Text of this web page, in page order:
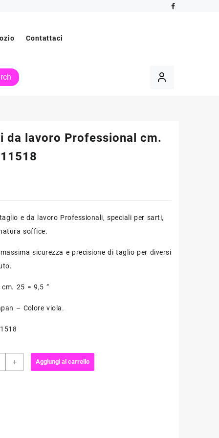
Contattaci
da lavoro Professional cm.
e da lavoro Professionali, speciali per sarti,
soffice.
sicurezza e precisione di taglio per diversi
cm. 25 = 9,5 ”
– Colore viola.
+ Aggiungi al carrello